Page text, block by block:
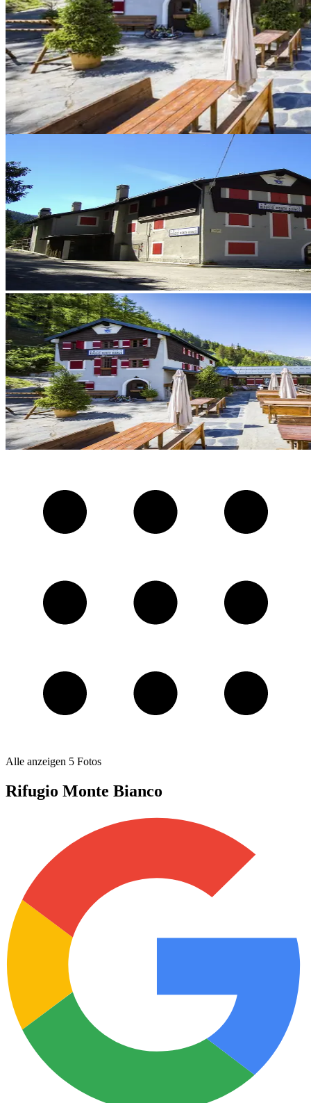
Alle anzeigen 5 Fotos
Rifugio Monte Bianco